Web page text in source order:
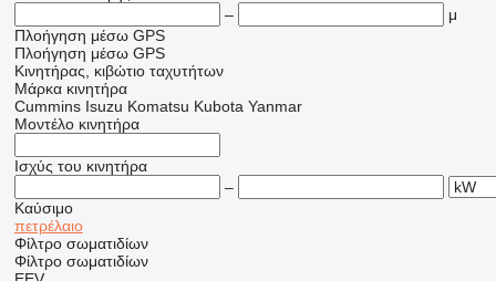
–
μ
Πλοήγηση μέσω GPS
Πλοήγηση μέσω GPS
Κινητήρας, κιβώτιο ταχυτήτων
Μάρκα κινητήρα
Cummins Isuzu Komatsu Kubota Yanmar
Μοντέλο κινητήρα
Ισχύς του κινητήρα
–
Καύσιμο
πετρέλαιο
Φίλτρο σωματιδίων
Φίλτρο σωματιδίων